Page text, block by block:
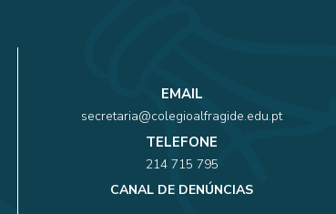
EMAIL
secretaria@colegioalfragide.edu.pt
TELEFONE
214 715 795
CANAL DE DENÚNCIAS